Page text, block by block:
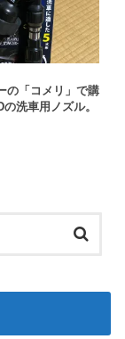
の「コメリ」で購
洗車用ノズル。